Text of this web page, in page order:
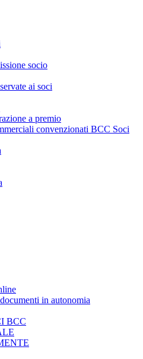
socio
ai soci
a premio
convenzionati BCC Soci
in autonomia
BCC